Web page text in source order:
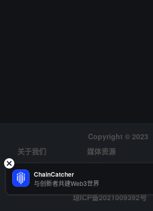
Copyright © 2023
关于我们
媒体资源
风险提示
招聘
琼ICP备2021009392号
ChainCatcher
与创新者共建Web3世界